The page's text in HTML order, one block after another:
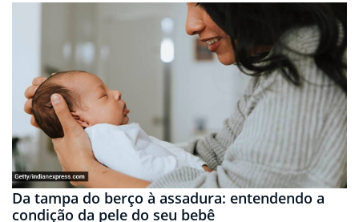
Da tampa do berço à assadura: entendendo a
condição da pele do seu bebê